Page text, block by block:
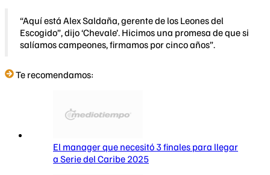
“Aquí está Alex Saldaña, gerente de los Leones del
Escogido”, dijo ‘Chevale’. Hicimos una promesa de que si
salíamos campeones, firmamos por cinco años”.
Te recomendamos:
El manager que necesitó 3 finales para llegar
a Serie del Caribe 2025